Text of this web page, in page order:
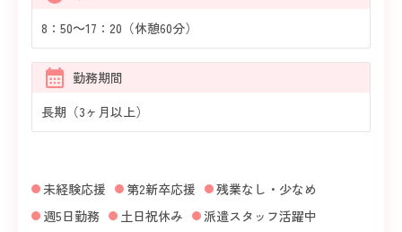
8：50～17：20（休憩60分）
勤務期間
長期（3ヶ月以上）
未経験応援 第2新卒応援
残業なし・少なめ
週5日勤務
土日祝休み
派遣スタッフ活躍中